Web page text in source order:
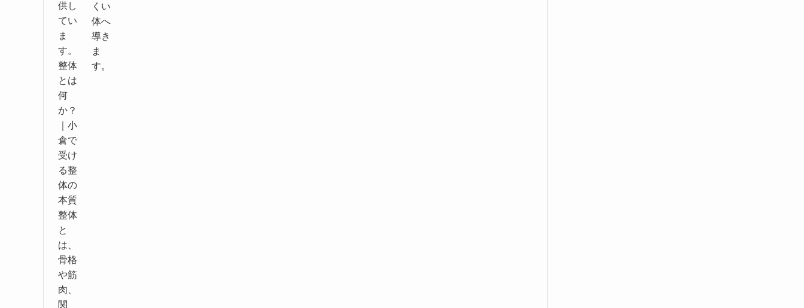
供し
てい
ま
す。
整体
とは
何
か？
｜小
倉で
受け
る整
体の
本質
整体
と
は、
骨格
や筋
肉、
関
くい
体へ
導き
ま
す。